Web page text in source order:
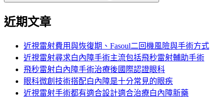
近期文章
近視雷射費用與恢復期、Fasoul二回機風險與手術方式
近視雷射尋求白內障手術主流包括飛秒雷射輔助手術
飛秒雷射白內障手術治療後國際認證眼科
眼科微創技術搭配白內障是十分常見的眼疾
近視雷射手術都有適合設計適合治療白內障新藥